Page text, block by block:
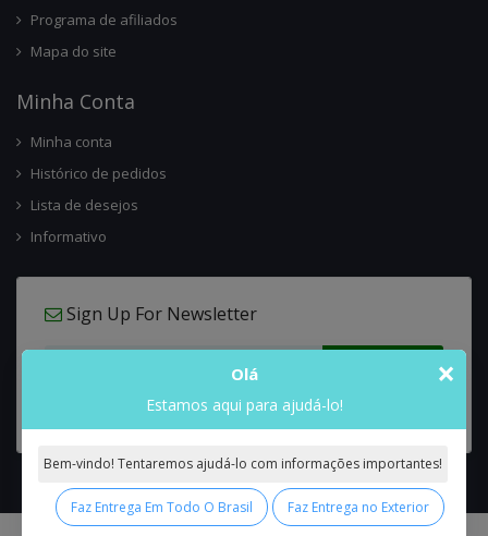
Programa de afiliados
Mapa do site
Minha Conta
Minha conta
Histórico de pedidos
Lista de desejos
Informativo
Sign Up For Newsletter
×
Olá
Estamos aqui para ajudá-lo!
Bem-vindo! Tentaremos ajudá-lo com informações importantes!
Faz Entrega Em Todo O Brasil Faz Entrega no Exterior